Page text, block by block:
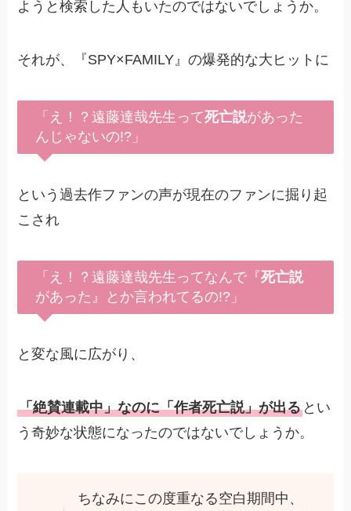
ようと検索した人もいたのではないでしょうか。
それが、『SPY×FAMILY』の爆発的な大ヒットに
「え！？遠藤達哉先生って死亡説があった
んじゃないの!?」
という過去作ファンの声が現在のファンに掘り起
こされ
「え！？遠藤達哉先生ってなんで『死亡説
があった』とか言われてるの!?」
と変な風に広がり、
「絶賛連載中」なのに「作者死亡説」が出る とい
う奇妙な状態になったのではないでしょうか。
ちなみにこの度重なる空白期間中、